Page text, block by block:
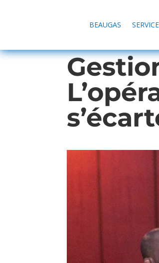
BEAUGAS